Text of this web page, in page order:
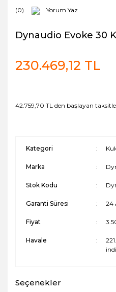
(0) Yorum Yaz
Dynaudio Evoke 30
230.469,12 TL
42.759,70 TL den başlayan
Kategori
Marka
Stok Kodu
Garanti Süresi 24
Fiyat
Havale
Seçenekler